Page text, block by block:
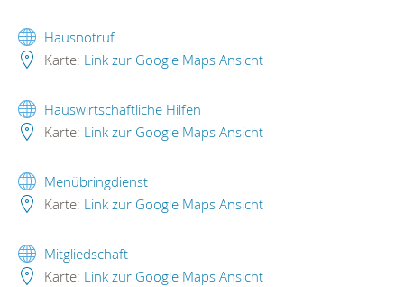
Hausnotruf
Karte: Link zur Google Maps Ansicht
Hauswirtschaftliche Hilfen
Karte: Link zur Google Maps Ansicht
Menübringdienst
Karte: Link zur Google Maps Ansicht
Mitgliedschaft
Karte: Link zur Google Maps Ansicht